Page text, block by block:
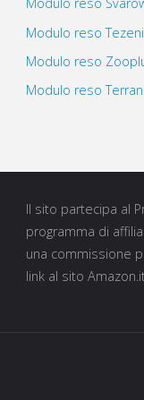
Modulo reso
Modulo reso
Modulo reso
Modulo reso
Il sito partecipa al
programma di
una commissione
link al sito